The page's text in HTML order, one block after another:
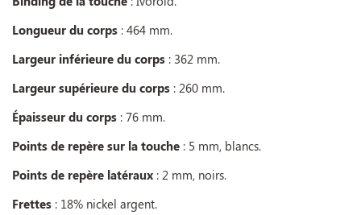
Longueur du corps : 464 mm.
Largeur inférieure du corps : 362 mm.
Largeur supérieure du corps : 260 mm.
Épaisseur du corps : 76 mm.
Points de repère sur la touche : 5 mm, blancs.
Points de repère latéraux : 2 mm, noirs.
Frettes : 18% nickel argent.